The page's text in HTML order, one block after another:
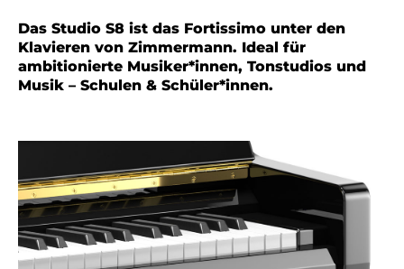
Das Studio S8 ist das Fortissimo unter den
Klavieren von Zimmermann. Ideal für
ambitionierte Musiker*innen, Tonstudios und
Musik – Schulen & Schüler*innen.